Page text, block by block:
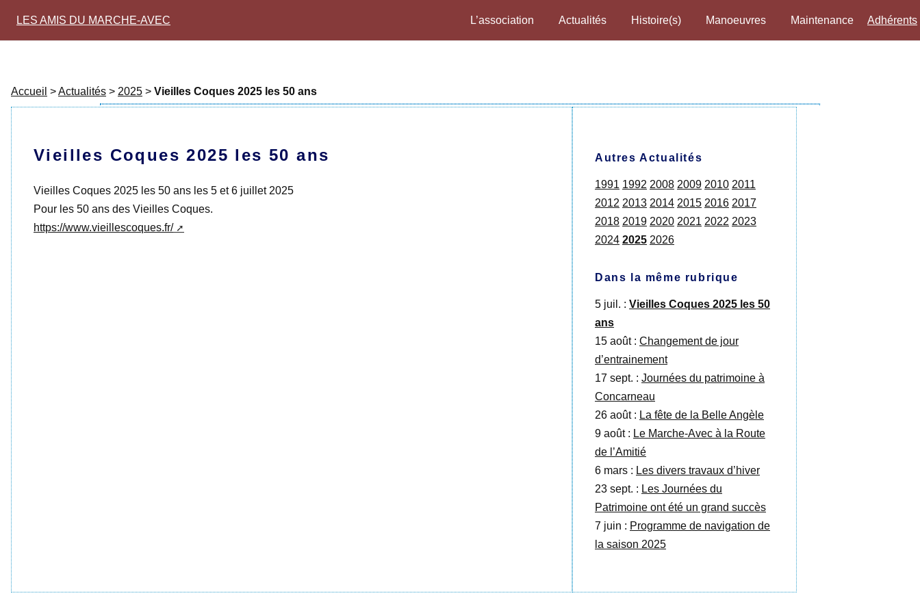
LES AMIS DU MARCHE-AVEC L’association Actualités Histoire(s) Manoeuvres Maintenance Adhérents
Accueil >Actualités > 2025 > Vieilles Coques 2025 les 50 ans
Vieilles Coques 2025 les 50 ans
Vieilles Coques 2025 les 50 ans les 5 et 6 juillet 2025
Pour les 50 ans des Vieilles Coques.
https://www.vieillescoques.fr/
Autres Actualités
1991 1992 2008 2009 2010 2011
2012 2013 2014 2015 2016 2017
2018 2019 2020 2021 2022 2023
2024 2025 2026
Dans la même rubrique
5 juil. : Vieilles Coques 2025 les 50
ans
15 août : Changement de jour
d’entrainement
17 sept. : Journées du patrimoine à
Concarneau
26 août : La fête de la Belle Angèle
9 août : Le Marche-Avec à la Route
de l’Amitié
6 mars : Les divers travaux d’hiver
23 sept. : Les Journées du
Patrimoine ont été un grand succès
7 juin : Programme de navigation de
la saison 2025